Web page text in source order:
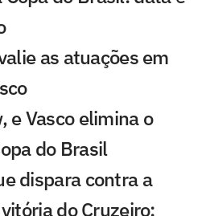
as atuações em
e Vasco elimina o
do Brasil
dispara contra a
do Cruzeiro: